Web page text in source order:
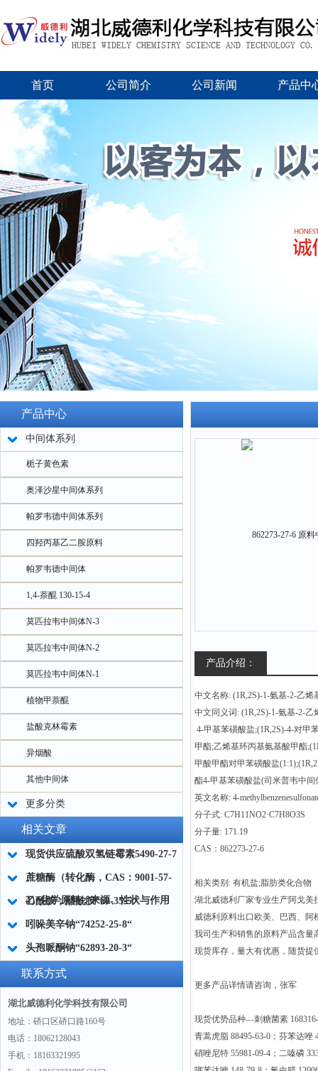
首页 公司简介 公司新闻 产品中
产品中心
中间体系列
栀子黄色素
奥泽沙星中间体系列
帕罗韦德中间体系列
四羟丙基乙二胺原料
帕罗韦德中间体
1,4-萘醌 130-15-4
莫匹拉韦中间体N-3
莫匹拉韦中间体N-2
莫匹拉韦中间体N-1
植物甲萘醌
盐酸克林霉素
异烟酸
其他中间体
更多分类
相关文章
现货供应硫酸双氢链霉素5490-27-7
蔗糖酶（转化酶，CAS：9001-57-
4）化学原料：来源、性状与作用
乙酰胺；醋酰胺“60-35-5“
吲哚美辛钠“74252-25-8“
头孢哌酮钠“62893-20-3“
联系方式
湖北威德利化学科技有限公司
地址：硚口区硚口路160号
电话：18062128043
手机：18163321995
产品介绍：
中文名称: (1R,2S)-1-氨基-2-乙
中文同义词: (1R,2S)-1-氨基-2-
4-甲基苯磺酸盐;(1R,2S)-4-对甲
甲酯;乙烯基环丙基氨基酸甲酯
甲酸甲酯对甲苯磺酸盐
酯4-甲基苯磺酸盐(司米普韦中
英文名称: 4-
分子式: C7H11NO2·C7H8O3S
分子量: 171.19
CAS：862273-27-6
相关类别: 有机盐;脂肪类化合物
湖北威德利厂家专业生产阿戈美
威德利原料出口欧美、巴西、阿
我司生产和销售的原料产品含量
现货库存，量大有优惠，随货提
更多产品详情请咨询，张军
现货优势品种—刺糖菌素
青蒿虎脂 88495-63-0；芬苯达唑
硝唑尼特 55981-09-4；二嗪磷